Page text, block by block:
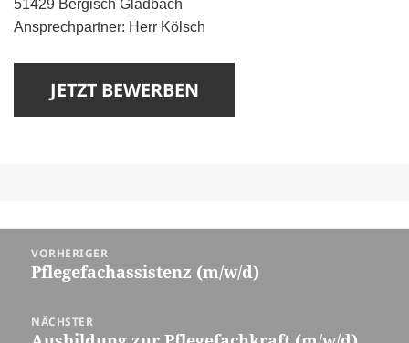
51429 Bergisch Gladbach
Ansprechpartner: Herr Kölsch
Beitragsnavigation
VORHERIGER
Vorheriger
Pflegefachassistenz (m/w/d)
NÄCHSTER